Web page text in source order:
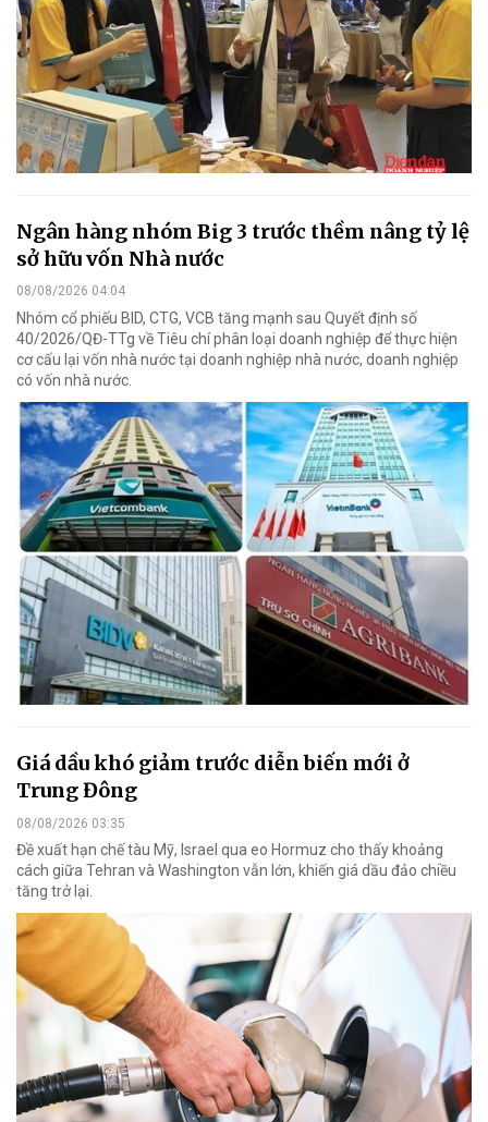
Ngân hàng nhóm Big 3 trước thềm nâng tỷ lệ
sở hữu vốn Nhà nước
08/08/2026 04:04
Nhóm cổ phiếu BID, CTG, VCB tăng mạnh sau Quyết định số
40/2026/QĐ-TTg về Tiêu chí phân loại doanh nghiệp để thực hiện
cơ cấu lại vốn nhà nước tại doanh nghiệp nhà nước, doanh nghiệp
có vốn nhà nước.
Giá dầu khó giảm trước diễn biến mới ở
Trung Đông
08/08/2026 03:35
Đề xuất hạn chế tàu Mỹ, Israel qua eo Hormuz cho thấy khoảng
cách giữa Tehran và Washington vẫn lớn, khiến giá dầu đảo chiều
tăng trở lại.